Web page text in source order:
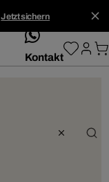
Jetzt sichern
whatsApp
Kontakt